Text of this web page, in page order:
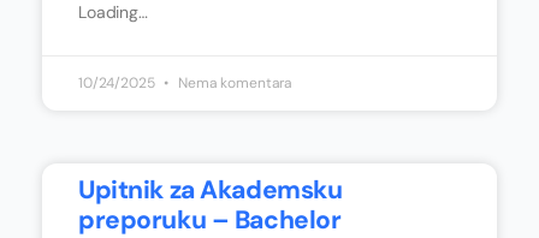
Loading…
10/24/2025 Nema komentara
Upitnik za Akademsku
preporuku – Bachelor